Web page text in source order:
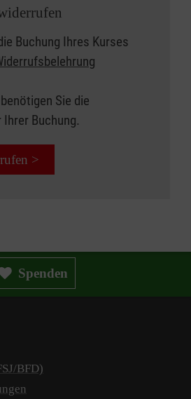
Buchung Ihres Kurses
Sie die
Buchung.
>
Spenden
BFD)